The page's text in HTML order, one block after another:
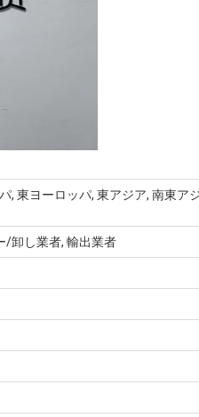
, 東ヨーロッパ, 東アジア, 南東ア
/卸し業者, 輸出業者